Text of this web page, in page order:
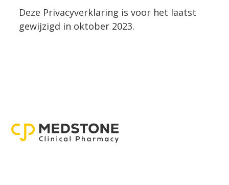
Deze Privacyverklaring is voor het laatst
gewijzigd in oktober 2023.